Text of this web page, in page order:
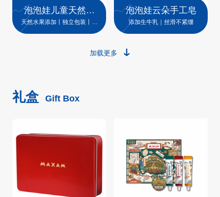
泡泡娃儿童天然果
味牙线棒
天然水果添加丨独立包装丨不
泡泡娃云朵手工皂
添加生牛乳｜丝滑不紧绷
加载更多
礼盒 Gift Box